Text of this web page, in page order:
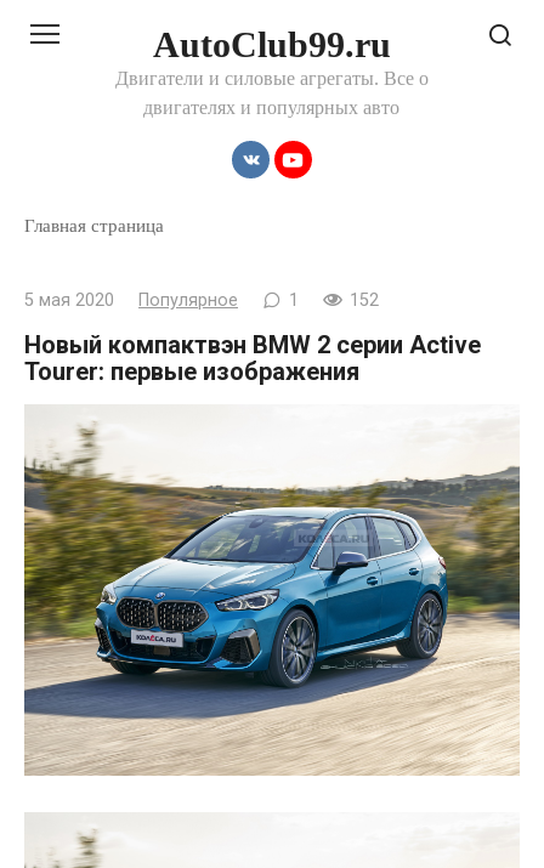
AutoClub99.ru
Двигатели и силовые агрегаты. Все о
двигателях и популярных авто
Главная страница
5 мая 2020 Популярное 1 152
Новый компактвэн BMW 2 серии Active
Tourer: первые изображения